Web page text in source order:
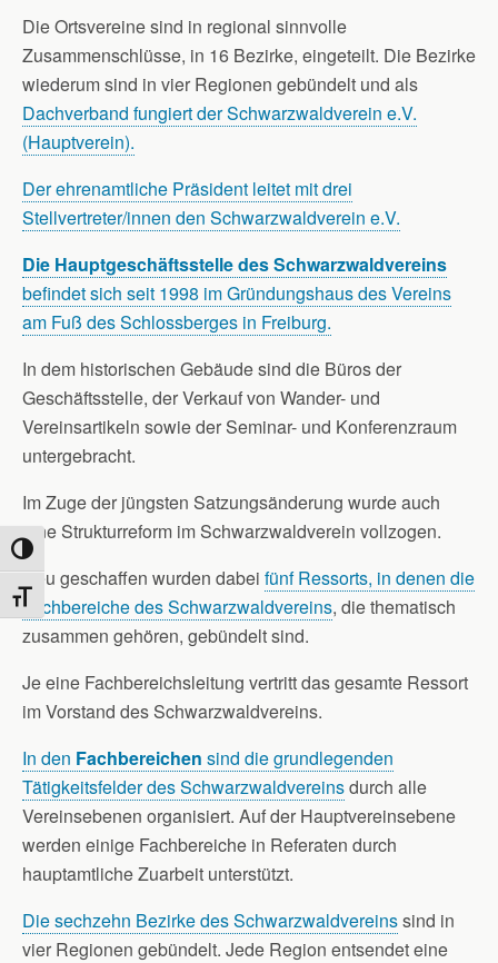
Umschalten auf hohe Kontraste
Schrift vergrößern
Die Ortsvereine sind in regional sinnvolle
Zusammenschlüsse, in 16 Bezirke, eingeteilt. Die Bezirke
wiederum sind in vier Regionen gebündelt und als
Dachverband fungiert der Schwarzwaldverein e.V.
(Hauptverein).
Der ehrenamtliche Präsident leitet mit drei
Stellvertreter/innen den Schwarzwaldverein e.V.
Die Hauptgeschäftsstelle des Schwarzwaldvereins
befindet sich seit 1998 im Gründungshaus des Vereins
am Fuß des Schlossberges in Freiburg.
In dem historischen Gebäude sind die Büros der
Geschäftsstelle, der Verkauf von Wander- und
Vereinsartikeln sowie der Seminar- und Konferenzraum
untergebracht.
Im Zuge der jüngsten Satzungsänderung wurde auch
eine Strukturreform im Schwarzwaldverein vollzogen.
Neu geschaffen wurden dabei fünf Ressorts, in denen die
Fachbereiche des Schwarzwaldvereins, die thematisch
zusammen gehören, gebündelt sind.
Je eine Fachbereichsleitung vertritt das gesamte Ressort
im Vorstand des Schwarzwaldvereins.
In den Fachbereichen sind die grundlegenden
Tätigkeitsfelder des Schwarzwaldvereinsdurch alle
Vereinsebenen organisiert. Auf der Hauptvereinsebene
werden einige Fachbereiche in Referaten durch
hauptamtliche Zuarbeit unterstützt.
Die sechzehn Bezirke des Schwarzwaldvereinssind in
vier Regionen gebündelt. Jede Region entsendet eine